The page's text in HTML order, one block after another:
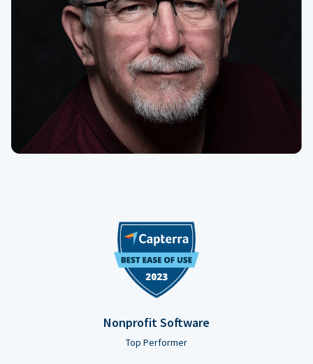
Nonprofit Software
Top Performer